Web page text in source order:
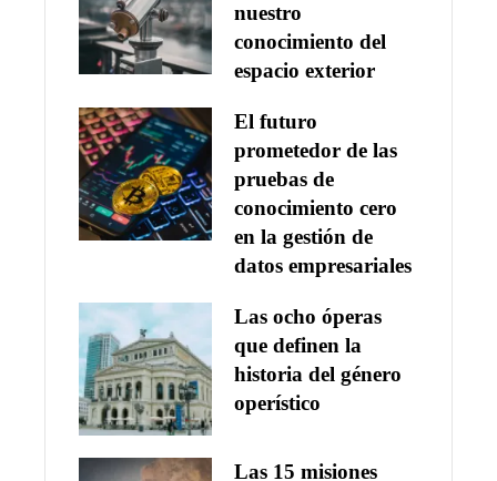
nuestro
conocimiento del
espacio exterior
El futuro
prometedor de las
pruebas de
conocimiento cero
en la gestión de
datos empresariales
Las ocho óperas
que definen la
historia del género
operístico
Las 15 misiones